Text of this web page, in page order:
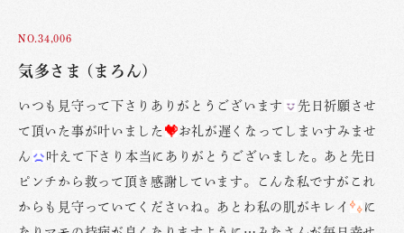
NO.34,006
気多さま (まろん)
いつも見守って下さりありがとうございます
先日祈願させ
て頂いた事が叶いました
お礼が遅くなってしまいすみませ
ん
叶えて下さり本当にありがとうございました。あと先日
ピンチから救って頂き感謝しています。こんな私ですがこれ
からも見守っていてくださいね。あとわ私の肌がキレイ
に